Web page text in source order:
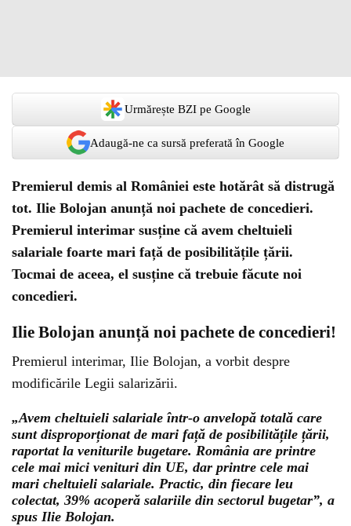
Urmărește BZI pe Google
Adaugă-ne ca sursă preferată în Google
Premierul demis al României este hotărât să distrugă
tot. Ilie Bolojan anunță noi pachete de concedieri.
Premierul interimar susține că avem cheltuieli
salariale foarte mari față de posibilitățile țării.
Tocmai de aceea, el susține că trebuie făcute noi
concedieri.
Ilie Bolojan anunță noi pachete de concedieri!
Premierul interimar, Ilie Bolojan, a vorbit despre
modificările Legii salarizării.
„Avem cheltuieli salariale într-o anvelopă totală care
sunt disproporționat de mari față de posibilitățile țării,
raportat la veniturile bugetare. România are printre
cele mai mici venituri din UE, dar printre cele mai
mari cheltuieli salariale. Practic, din fiecare leu
colectat, 39% acoperă salariile din sectorul bugetar”, a
spus Ilie Bolojan.